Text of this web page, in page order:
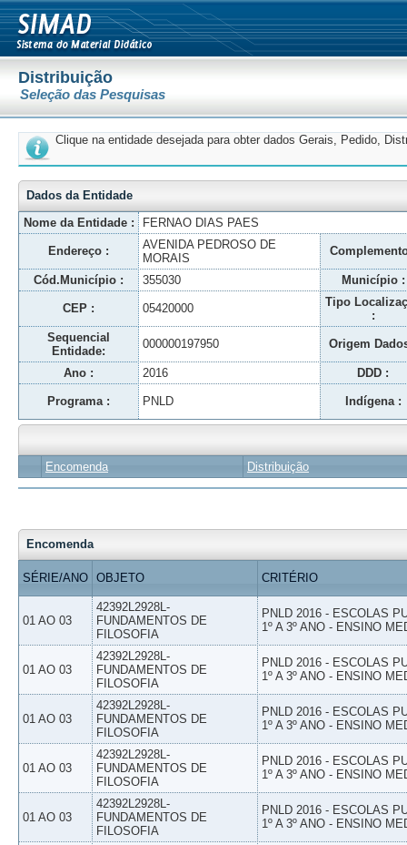
Distribuição
Seleção das Pesquisas
Clique na entidade desejada para obter dados Gerais, Pedido,
Dados da Entidade
Nome da Entidade :
FERNAO DIAS PAES
Endereço :
AVENIDA PEDROSO DE
MORAIS
Cód.Município : 355030 Município :
CEP : 05420000
Tipo
:
Sequencial
Entidade:
000000197950 Origem
Ano : 2016 DDD :
Programa : PNLD Indígena :
Encomenda Distribuição
Encomenda
SÉRIE/ANO OBJETO CRITÉRIO
01 AO 03
42392L2928L-
FUNDAMENTOS DE
FILOSOFIA
PNLD 2016 - ESCOLAS
1º A 3º ANO - ENSINO
01 AO 03
42392L2928L-
FUNDAMENTOS DE
FILOSOFIA
PNLD 2016 - ESCOLAS
1º A 3º ANO - ENSINO
01 AO 03
42392L2928L-
FUNDAMENTOS DE
FILOSOFIA
PNLD 2016 - ESCOLAS
1º A 3º ANO - ENSINO
01 AO 03
42392L2928L-
FUNDAMENTOS DE
FILOSOFIA
PNLD 2016 - ESCOLAS
1º A 3º ANO - ENSINO
01 AO 03
42392L2928L-
FUNDAMENTOS DE
FILOSOFIA
PNLD 2016 - ESCOLAS
1º A 3º ANO - ENSINO